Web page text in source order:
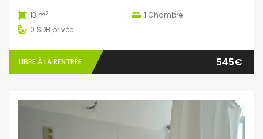
13 m2 1 Chambre
0 SDB privée
LIBRE À LA RENTRÉE 545€